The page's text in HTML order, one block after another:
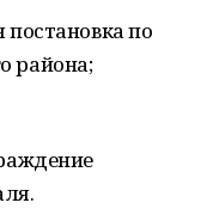
постановка по
района;